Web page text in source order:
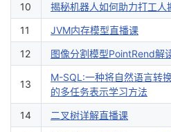
10
揭秘机器人如何助力打工人
11
JVM内存模型直播课
12
图像分割模型PointRend解
13
M-SQL:一种将自然语言转
的多任务表示学习方法
14
二叉树详解直播课